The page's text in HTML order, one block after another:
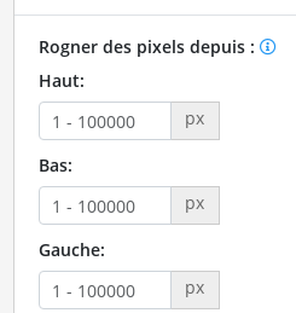
Rogner des pixels depuis :
Haut:
px
Bas:
px
Gauche:
px